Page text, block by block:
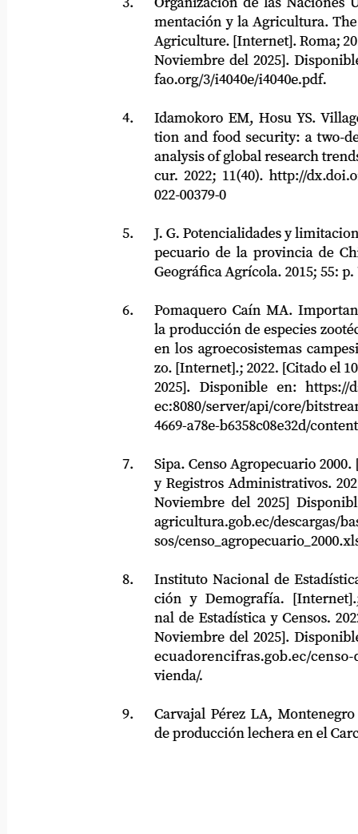
mentación y la Agricultura. The
Agriculture. [Internet]. Roma; 2014.
Noviembre del 2025]. Disponible
fao.org/3/i4040e/i4040e.pdf.
4.
Idamokoro EM, Hosu YS. Village
tion and food security: a two-
analysis of global research trends.
cur. 2022; 11(40). http://dx.doi.org/
022-00379-0
5.
J. G. Potencialidades y limitaciones
pecuario de la provincia de
Geográfica Agrícola. 2015; 55: p. 7 -
6.
Pomaquero Caín MA. Importancia
la producción de especies
en los agroecosistemas
zo. [Internet].; 2022. [Citado el 10
2025].
Disponible en:
https://
ec:8080/server/api/core/bitstreams/
4669-a78e-b6358c08e32d/content.
7.
Sipa. Censo Agropecuario 2000.
y Registros Administrativos. 2021.
Noviembre del 2025] Disponible
agricultura.gob.ec/descargas/base-
sos/censo_agropecuario_2000.xls.
8.
Instituto Nacional de Estadística y
ción y Demografía. [Internet].;
nal de Estadística y Censos. 2022.
Noviembre del 2025]. Disponible
ecuadorencifras.gob.ec/censo-de-
vienda/.
9.
Carvajal Pérez LA, Montenegro
de producción lechera en el Carchi: